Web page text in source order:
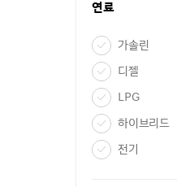
연료
가솔린
디젤
LPG
하이브리드
전기